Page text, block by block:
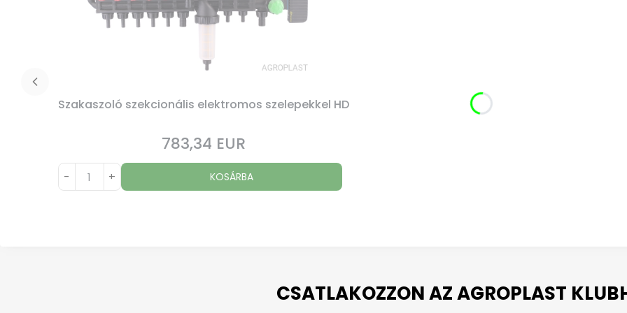
Szakaszoló szekcionális elektromos szelepekkel HD
Ár
783,34 EUR
- + KOSÁRBA
CSATLAKOZZON AZ AGROPLAST